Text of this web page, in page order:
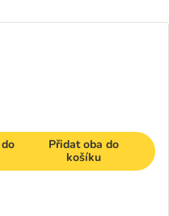
Přidat oba do
košíku